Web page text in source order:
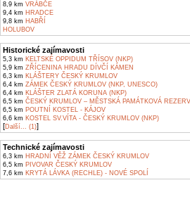
8,9 km VRÁBČE
9,4 km HRADCE
9,8 km HABŘÍ
HOLUBOV
Historické zajímavosti
5,3 km KELTSKÉ OPPIDUM TŘÍSOV (NKP)
5,9 km ZŘÍCENINA HRADU DÍVČÍ KÁMEN
6,3 km KLÁŠTERY ČESKÝ KRUMLOV
6,4 km ZÁMEK ČESKÝ KRUMLOV (NKP, UNESCO)
6,4 km KLÁŠTER ZLATÁ KORUNA (NKP)
6,5 km ČESKÝ KRUMLOV – MĚSTSKÁ PAMÁTKOVÁ
6,5 km POUTNÍ KOSTEL - KÁJOV
6,6 km KOSTEL SV.VÍTA - ČESKÝ KRUMLOV (NKP)
[Další... (1)]
Technické zajímavosti
6,3 km HRADNÍ VĚŽ ZÁMEK ČESKÝ KRUMLOV
6,5 km PIVOVAR ČESKÝ KRUMLOV
7,6 km KRYTÁ LÁVKA (RECHLE) - NOVÉ SPOLÍ